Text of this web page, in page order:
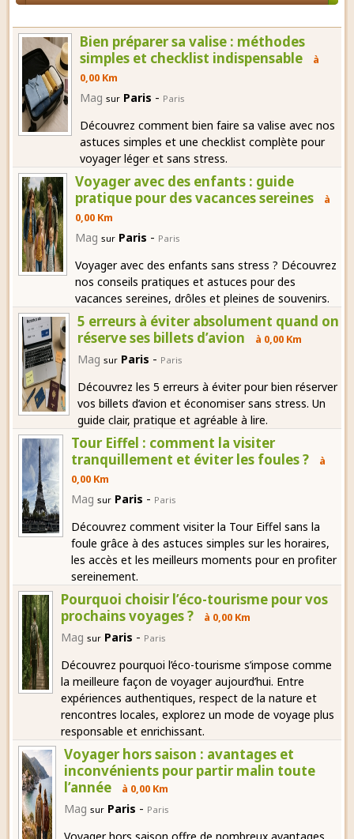
Bien préparer sa valise : méthodes
simples et checklist indispensable
à
0,00 Km
Mag sur Paris - Paris
Découvrez comment bien faire sa valise avec nos
astuces simples et une checklist complète pour
voyager léger et sans stress.
Voyager avec des enfants : guide
pratique pour des vacances sereines
à
0,00 Km
Mag sur Paris - Paris
Voyager avec des enfants sans stress ? Découvrez
nos conseils pratiques et astuces pour des
vacances sereines, drôles et pleines de souvenirs.
5 erreurs à éviter absolument quand on
réserve ses billets d’avion
à 0,00 Km
Mag sur Paris - Paris
Découvrez les 5 erreurs à éviter pour bien réserver
vos billets d’avion et économiser sans stress. Un
guide clair, pratique et agréable à lire.
Tour Eiffel : comment la visiter
tranquillement et éviter les foules ?
à
0,00 Km
Mag sur Paris - Paris
Découvrez comment visiter la Tour Eiffel sans la
foule grâce à des astuces simples sur les horaires,
les accès et les meilleurs moments pour en profiter
sereinement.
Pourquoi choisir l’éco-tourisme pour vos
prochains voyages ?
à 0,00 Km
Mag sur Paris - Paris
Découvrez pourquoi l’éco-tourisme s’impose comme
la meilleure façon de voyager aujourd’hui. Entre
expériences authentiques, respect de la nature et
rencontres locales, explorez un mode de voyage plus
responsable et enrichissant.
Voyager hors saison : avantages et
inconvénients pour partir malin toute
l’année
à 0,00 Km
Mag sur Paris - Paris